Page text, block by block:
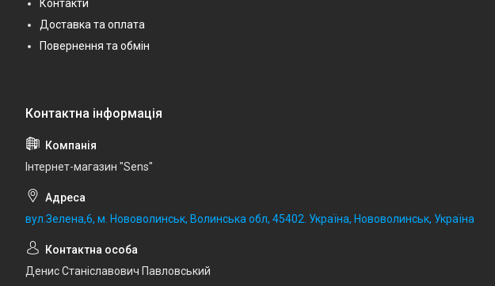
Контакти
Доставка та оплата
Повернення та обмін
Iнтернет-магазин "Sens"
вул.Зелена,6, м. Нововолинськ, Волинська обл, 45402. Україна, Нововолинськ, Україна
Денис Станіславович Павловський